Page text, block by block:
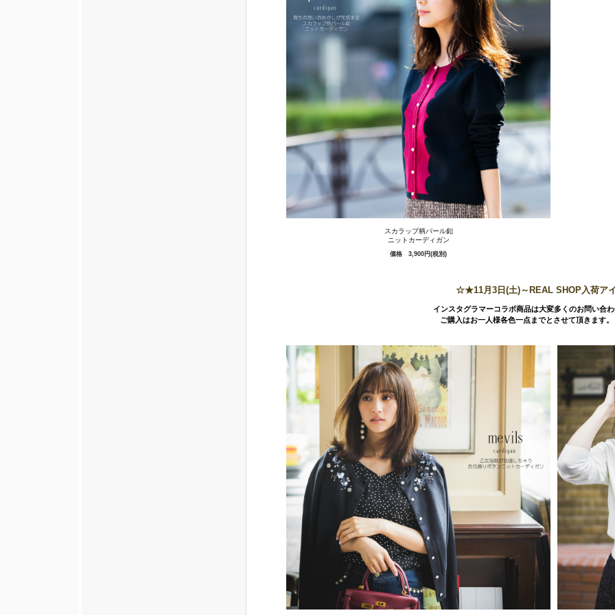
スカラップ柄パール釦
ニットカーディガン
価格 3,900円(税別)
☆★11月3日(土)～REAL SHOP入荷ア
インスタグラマーコラボ商品は大変多くのお問い合
ご購入はお一人様各色一点までとさせて頂きます。